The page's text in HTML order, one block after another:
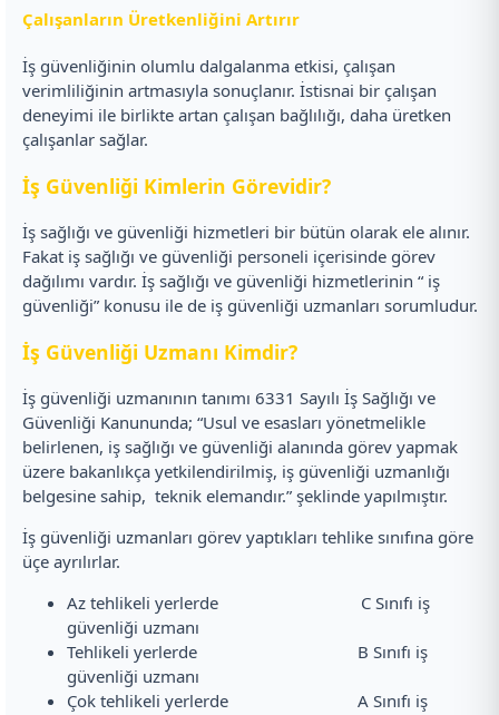
Çalışanların Üretkenliğini Artırır
İş güvenliğinin olumlu dalgalanma etkisi, çalışan
verimliliğinin artmasıyla sonuçlanır. İstisnai bir çalışan
deneyimi ile birlikte artan çalışan bağlılığı, daha üretken
çalışanlar sağlar.
İş Güvenliği Kimlerin Görevidir?
İş sağlığı ve güvenliği hizmetleri bir bütün olarak ele alınır.
Fakat iş sağlığı ve güvenliği personeli içerisinde görev
dağılımı vardır. İş sağlığı ve güvenliği hizmetlerinin “ iş
güvenliği” konusu ile de iş güvenliği uzmanları sorumludur.
İş Güvenliği Uzmanı Kimdir?
İş güvenliği uzmanının tanımı 6331 Sayılı İş Sağlığı ve
Güvenliği Kanununda; “Usul ve esasları yönetmelikle
belirlenen, iş sağlığı ve güvenliği alanında görev yapmak
üzere bakanlıkça yetkilendirilmiş, iş güvenliği uzmanlığı
belgesine sahip, teknik elemandır.” şeklinde yapılmıştır.
İş güvenliği uzmanları görev yaptıkları tehlike sınıfına göre
üçe ayrılırlar.
Az tehlikeli yerlerde C Sınıfı iş
güvenliği uzmanı
Tehlikeli yerlerde B Sınıfı iş
güvenliği uzmanı
Çok tehlikeli yerlerde A Sınıfı iş